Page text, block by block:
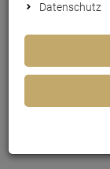
Somat
Artikel-Nummer:
Datenschutz